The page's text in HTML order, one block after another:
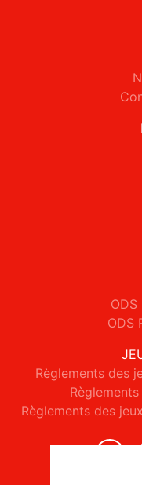
ODS
Règlements des
Règlements des